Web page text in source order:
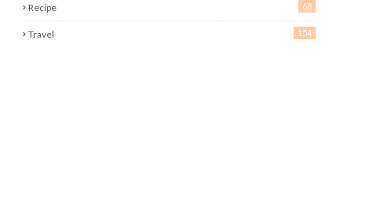
Recipe 68
Travel 154